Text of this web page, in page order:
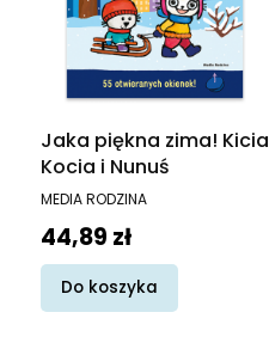
Jaka piękna zima! Kicia
Kocia i Nunuś
PRODUCENT
MEDIA RODZINA
Cena
44,89 zł
Do koszyka